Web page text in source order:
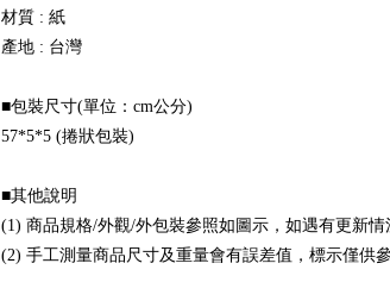
材質 : 紙
產地 : 台灣
■包裝尺寸(單位：cm公分)
57*5*5 (捲狀包裝)
■其他說明
(1) 商品規格/外觀/外包裝參照如圖示，如遇有更新情
(2) 手工測量商品尺寸及重量會有誤差值，標示僅供